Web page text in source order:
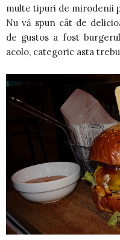
multe tipuri de mirodenii
Nu vă spun cât de
de gustos a fost
acolo, categoric asta